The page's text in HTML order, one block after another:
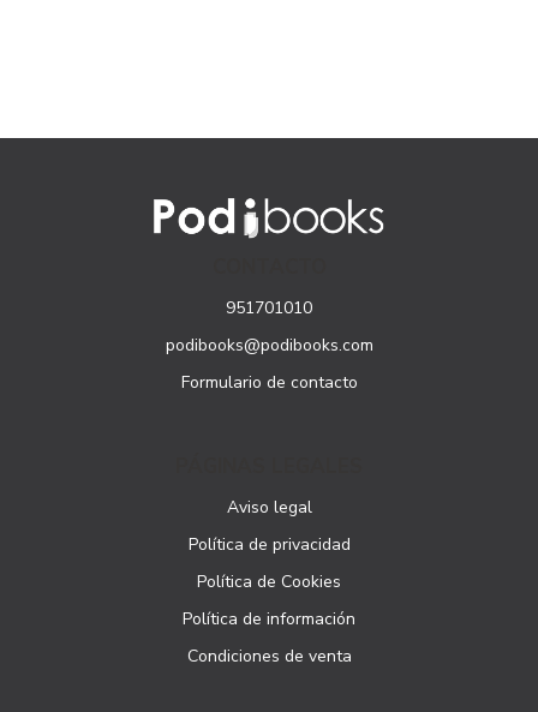
951701010
podibooks@podibooks.com
Formulario de contacto
Aviso legal
Política de privacidad
Política de Cookies
Política de información
Condiciones de venta